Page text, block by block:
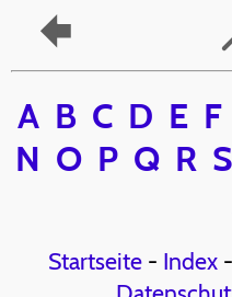
A B C D E F
N O P Q R S
Startseite- Index-